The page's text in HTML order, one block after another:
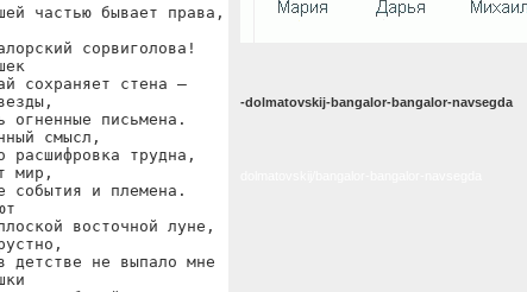
частью бывает права,
сорвиголова!
сохраняет стена —
огненные письмена.
смысл,
расшифровка трудна,
мир,
события и племена.
восточной луне,
детстве не выпало мне
-dolmatovskij-bangalor-bangalor-navsegda